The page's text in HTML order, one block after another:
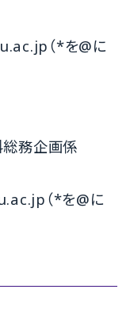
（*を@に
務企画係
（*を@に